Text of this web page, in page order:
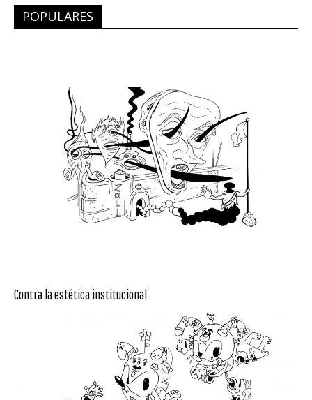
POPULARES
Contra la estética institucional